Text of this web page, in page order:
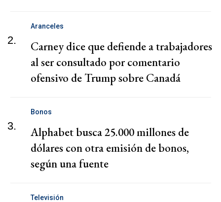
2.
Aranceles
Carney dice que defiende a trabajadores
al ser consultado por comentario
ofensivo de Trump sobre Canadá
3.
Bonos
Alphabet busca 25.000 millones de
dólares con otra emisión de bonos,
según una fuente
Televisión